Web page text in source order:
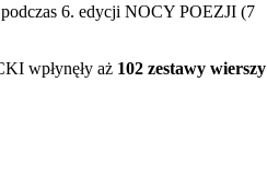
6. edycji NOCY POEZJI (7
wpłynęły aż 102 zestawy wierszy